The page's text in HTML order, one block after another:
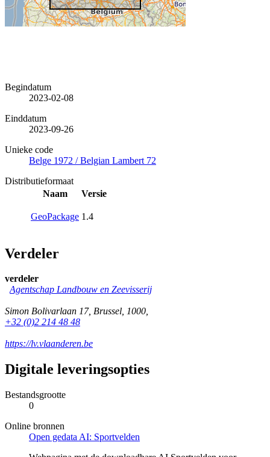
Begindatum
2023-02-08
Einddatum
2023-09-26
Unieke code
Belge 1972 / Belgian Lambert 72
Distributieformaat
Naam
Versie
GeoPackage 1.4
Verdeler
verdeler
Agentschap Landbouw en Zeevisserij
Simon Bolivarlaan 17, Brussel, 1000,
+32 (0)2 214 48 48
https://lv.vlaanderen.be
Digitale leveringsopties
Bestandsgrootte
0
Online bronnen
Open gedata AI: Sportvelden